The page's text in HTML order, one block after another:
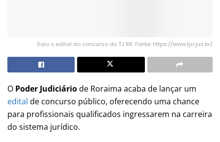
Saiu o edital do concurso do TJ RR. Fonte: https://www.tjrr.jus.br/
O Poder Judiciáriode Roraima acaba de lançar um
edital de concurso público, oferecendo uma chance
para profissionais qualificados ingressarem na carreira
do sistema jurídico.